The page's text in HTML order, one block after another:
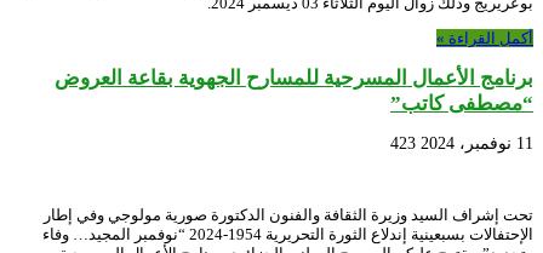
أكمل القراءة »
برنامج الأعمال المسرحية للمسارح الجهوية بقاعة العروض
“مصطفى كاتب”
11 نوفمبر، 2024 423
تحت إشراف السيد وزيرة الثقافة والفنون الدكتورة صورية مولوجي وفي إطار
الإحتفالات بسبعينية إندلاع الثورة التحريرية 1954-2024 “نوفمبر المجيد… وفاء